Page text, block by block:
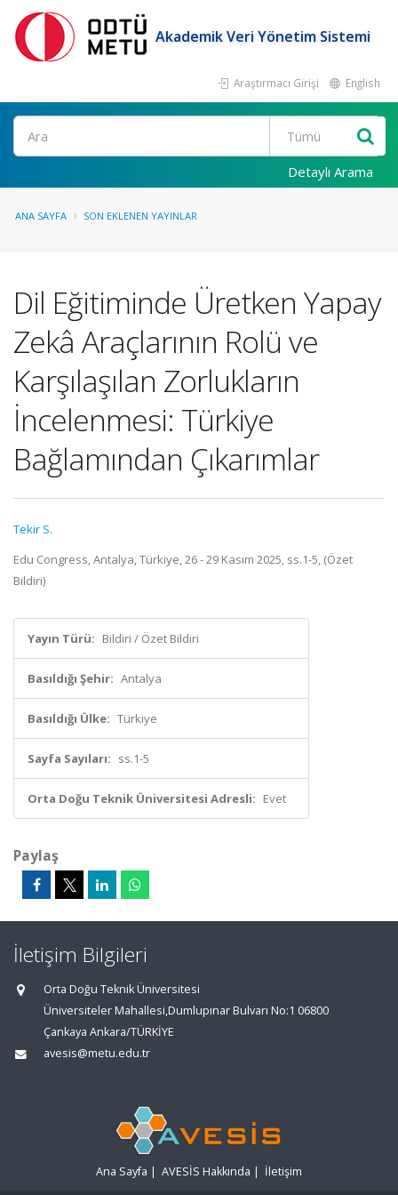
Akademik Veri Yönetim Sistemi
Araştırmacı Girişi English
Ara
Detaylı Arama
ANA SAYFA SON EKLENEN YAYINLAR
Dil Eğitiminde Üretken Yapay
Zekâ Araçlarının Rolü ve
Karşılaşılan Zorlukların
İncelenmesi: Türkiye
Bağlamından Çıkarımlar
Tekir S.
Edu Congress, Antalya, Türkiye, 26 - 29 Kasım 2025, ss.1-5, (Özet
Bildiri)
Yayın Türü: Bildiri / Özet Bildiri
Basıldığı Şehir: Antalya
Basıldığı Ülke: Türkiye
Sayfa Sayıları: ss.1-5
Orta Doğu Teknik Üniversitesi Adresli: Evet
Paylaş
İletişim Bilgileri
Orta Doğu Teknik Üniversitesi
Üniversiteler Mahallesi,Dumlupınar Bulvarı No:1 06800
Çankaya Ankara/TÜRKİYE
avesis@metu.edu.tr
Ana Sayfa | AVESİS Hakkında | İletişim